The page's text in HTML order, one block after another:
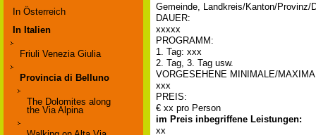
In Österreich
In Italien
Friuli Venezia Giulia
Provincia di Belluno
The Dolomites along
the Via Alpina
Gemeinde, Landkreis/Kanton/Provinz/
DAUER:
xxxxx
PROGRAMM:
1. Tag: xxx
2. Tag, 3. Tag usw.
VORGESEHENE MINIMALE/
xxx
PREIS:
€ xx pro Person
im Preis inbegriffene Leistungen:
xx